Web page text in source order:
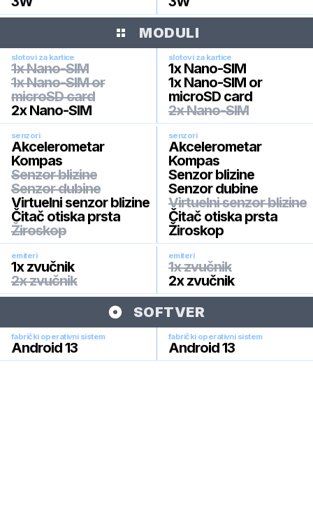
MODULI
slotovi za kartice
1x Nano-SIM
1x Nano-SIM or
microSD card
2x Nano-SIM
slotovi za kartice
1x Nano-SIM
1x Nano-SIM or
microSD card
2x Nano-SIM
senzori
Akcelerometar
Kompas
Senzor blizine
Senzor dubine
Virtuelni senzor blizine
Čitač otiska prsta
Žiroskop
senzori
Akcelerometar
Kompas
Senzor blizine
Senzor dubine
Virtuelni senzor blizine
Čitač otiska prsta
Žiroskop
emiteri
1x zvučnik
2x zvučnik
emiteri
1x zvučnik
2x zvučnik
SOFTVER
fabrički operativni sistem
Android 13
fabrički operativni sistem
Android 13